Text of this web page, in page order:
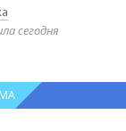
сегодня